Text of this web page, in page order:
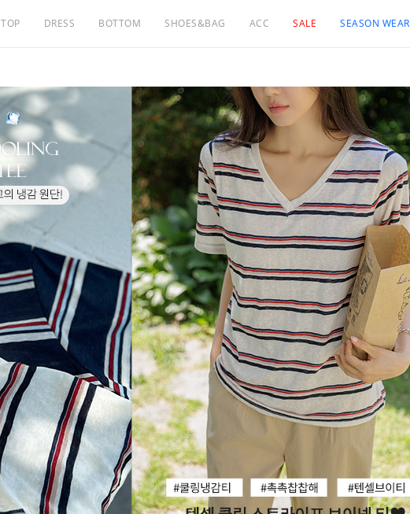
TOP DRESS BOTTOM SHOES&BAG ACC SALE SEASON WEAR